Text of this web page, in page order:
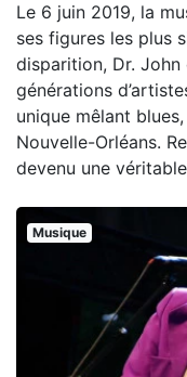
Le 6 juin 2019, la
ses figures les plus
disparition, Dr. John
générations
unique mêlant
Nouvelle-Orléans.
devenu une
Musique